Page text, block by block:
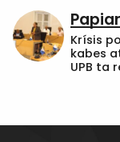
Krísis
kabes
UPB ta